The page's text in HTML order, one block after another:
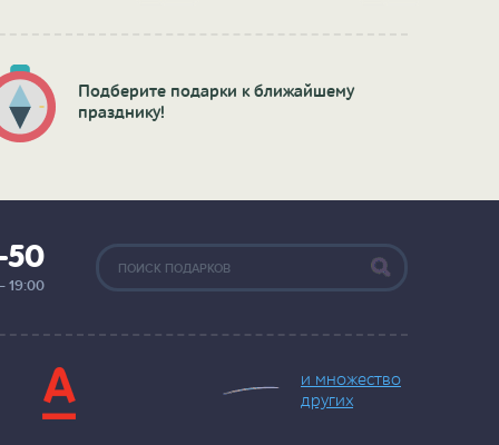
Подберите подарки к ближайшему
празднику!
50
19:00
и множество
других